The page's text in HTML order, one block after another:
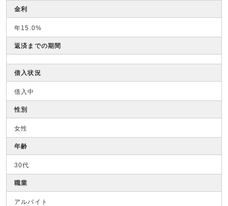
金利
年15.0%
返済までの期間
借入状況
借入中
性別
女性
年齢
30代
職業
アルバイト